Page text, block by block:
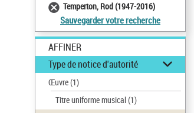
Temperton, Rod (1947-2016)
Sauvegarder votre recherche
AFFINER
Type de notice d'autorité
Œuvre(1)
Titre uniforme musical(1)